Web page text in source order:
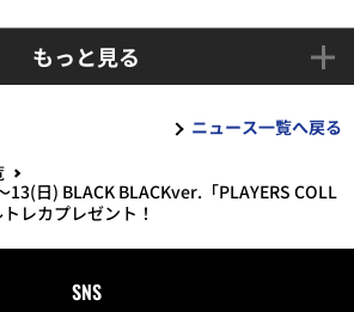
もっと見る
ニュース一覧へ戻る
13(日) BLACK BLACKver.「PLAYERS COLL
レカプレゼント！
SNS